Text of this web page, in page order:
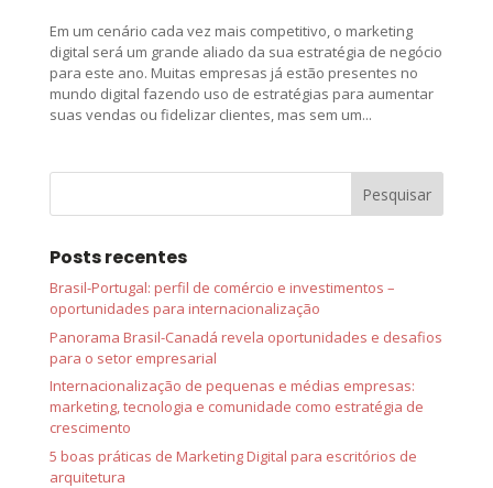
Em um cenário cada vez mais competitivo, o marketing
digital será um grande aliado da sua estratégia de negócio
para este ano. Muitas empresas já estão presentes no
mundo digital fazendo uso de estratégias para aumentar
suas vendas ou fidelizar clientes, mas sem um...
Posts recentes
Brasil-Portugal: perfil de comércio e investimentos –
oportunidades para internacionalização
Panorama Brasil-Canadá revela oportunidades e desafios
para o setor empresarial
Internacionalização de pequenas e médias empresas:
marketing, tecnologia e comunidade como estratégia de
crescimento
5 boas práticas de Marketing Digital para escritórios de
arquitetura